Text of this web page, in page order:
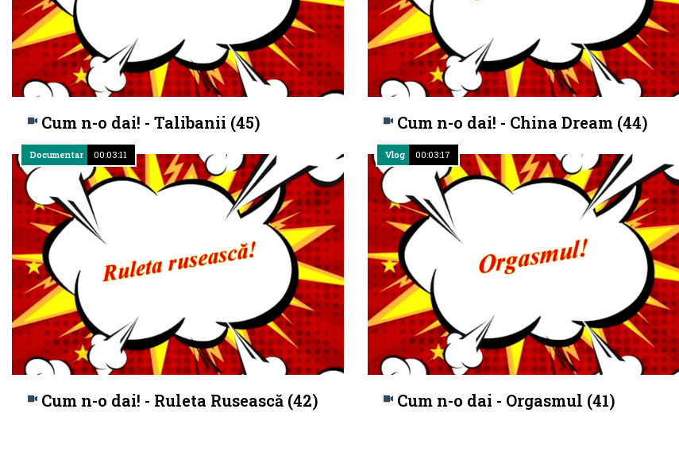
Cum n-o dai! - Talibanii (45) Cum n-o dai! - China Dream (44)
Cum n-o dai! - Ruleta Rusească (42)
Documentar 00:03:11
Cum n-o dai - Orgasmul (41)
Vlog 00:03:17